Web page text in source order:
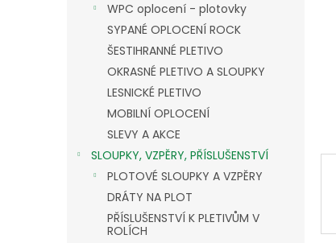
WPC oplocení - plotovky
SYPANÉ OPLOCENÍ ROCK
ŠESTIHRANNÉ PLETIVO
OKRASNÉ PLETIVO A SLOUPKY
LESNICKÉ PLETIVO
MOBILNÍ OPLOCENÍ
SLEVY A AKCE
SLOUPKY, VZPĚRY, PŘÍSLUŠENSTVÍ
PLOTOVÉ SLOUPKY A VZPĚRY
DRÁTY NA PLOT
PŘÍSLUŠENSTVÍ K PLETIVŮM V
ROLÍCH